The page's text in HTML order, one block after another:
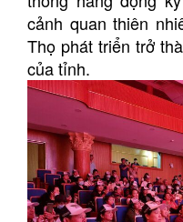
cảnh quan thiên
Thọ phát triển trở
của tỉnh.